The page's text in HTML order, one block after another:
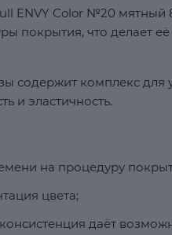
ENVY Color №20 мятный
покрытия, что делает
содержит комплекс для
и эластичность.
на процедуру
цвета;
консистенция даёт